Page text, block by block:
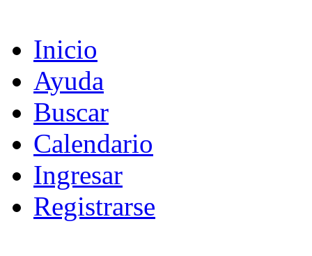
Inicio
Ayuda
Buscar
Calendario
Ingresar
Registrarse